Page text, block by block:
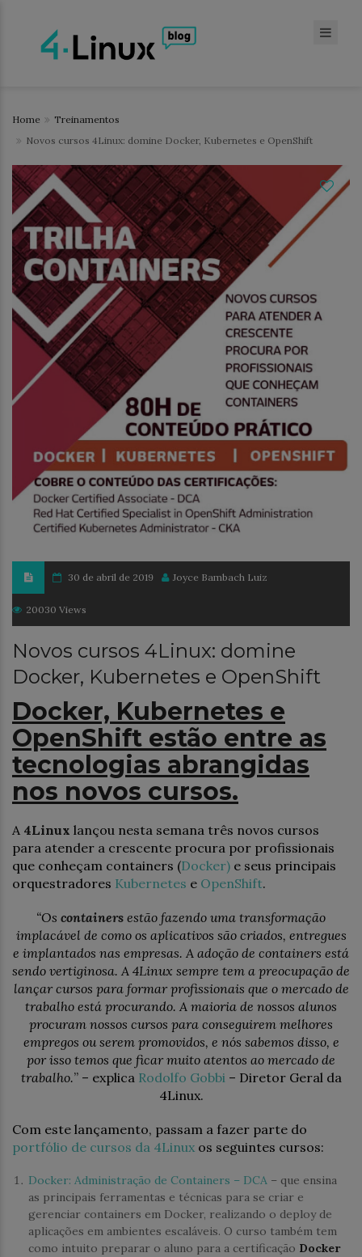
Home
Treinamentos
Novos cursos 4Linux: domine Docker, Kubernetes e OpenShift
30 de abril de 2019 Joyce Bambach Luiz
20030 Views
Novos cursos 4Linux: domine
Docker, Kubernetes e OpenShift
Docker, Kubernetes e
OpenShift estão entre as
tecnologias abrangidas
nos novos cursos.
A 4Linux lançou nesta semana três novos cursos
para atender a crescente procura por profissionais
que conheçam containers (Docker) e seus principais
orquestradores Kubernetes e OpenShift.
“Os containers estão fazendo uma transformação
implacável de como os aplicativos são criados, entregues
e implantados nas empresas. A adoção de containers está
sendo vertiginosa. A 4Linux sempre tem a preocupação de
lançar cursos para formar profissionais que o mercado de
trabalho está procurando. A maioria de nossos alunos
procuram nossos cursos para conseguirem melhores
empregos ou serem promovidos, e nós sabemos disso, e
por isso temos que ficar muito atentos ao mercado de
trabalho.” – explica Rodolfo Gobbi– Diretor Geral da
4Linux.
Com este lançamento, passam a fazer parte do
portfólio de cursos da 4Linux os seguintes cursos:
Docker: Administração de Containers – DCA – que ensina
as principais ferramentas e técnicas para se criar e
gerenciar containers em Docker, realizando o deploy de
aplicações em ambientes escaláveis. O curso também tem
como intuito preparar o aluno para a certificação Docker